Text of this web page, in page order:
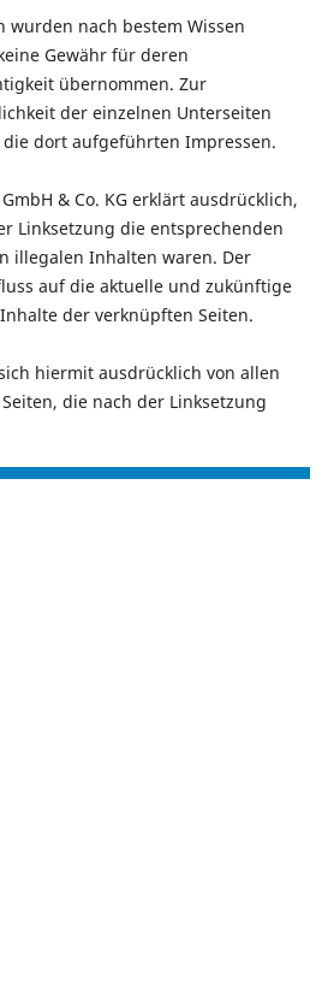
wurden nach bestem Wissen
Gewähr für deren
übernommen. Zur
der einzelnen Unterseiten
dort aufgeführten Impressen.
& Co. KG erklärt ausdrücklich,
Linksetzung die entsprechenden
illegalen Inhalten waren. Der
auf die aktuelle und zukünftige
der verknüpften Seiten.
hiermit ausdrücklich von allen
die nach der Linksetzung